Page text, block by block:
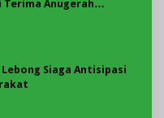
Terima Anugerah
Lebong Siaga Antisipasi